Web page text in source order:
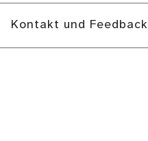
Kontakt und Feedback